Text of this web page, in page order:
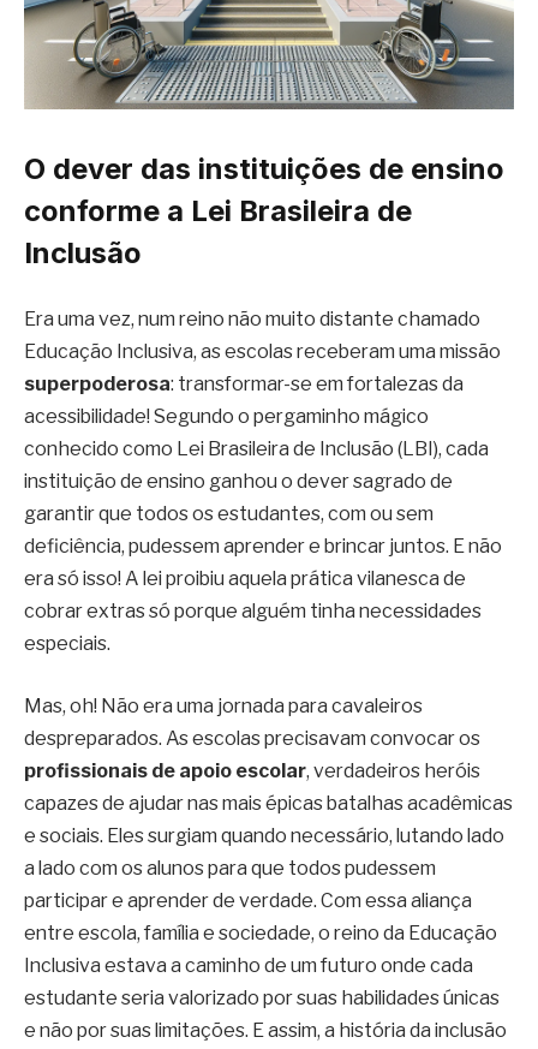
O dever das instituições de ensino
conforme a Lei Brasileira de
Inclusão
Era uma vez, num reino não muito distante chamado
Educação Inclusiva, as escolas receberam uma missão
superpoderosa: transformar-se em fortalezas da
acessibilidade! Segundo o pergaminho mágico
conhecido como Lei Brasileira de Inclusão (LBI), cada
instituição de ensino ganhou o dever sagrado de
garantir que todos os estudantes, com ou sem
deficiência, pudessem aprender e brincar juntos. E não
era só isso! A lei proibiu aquela prática vilanesca de
cobrar extras só porque alguém tinha necessidades
especiais.
Mas, oh! Não era uma jornada para cavaleiros
despreparados. As escolas precisavam convocar os
profissionais de apoio escolar, verdadeiros heróis
capazes de ajudar nas mais épicas batalhas acadêmicas
e sociais. Eles surgiam quando necessário, lutando lado
a lado com os alunos para que todos pudessem
participar e aprender de verdade. Com essa aliança
entre escola, família e sociedade, o reino da Educação
Inclusiva estava a caminho de um futuro onde cada
estudante seria valorizado por suas habilidades únicas
e não por suas limitações. E assim, a história da inclusão